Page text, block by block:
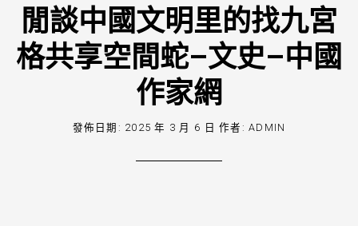
閒談中國文明里的找九宮
格共享空間蛇–文史–中國
作家網
發佈日期: 2025 年 3 月 6 日 作者:ADMIN